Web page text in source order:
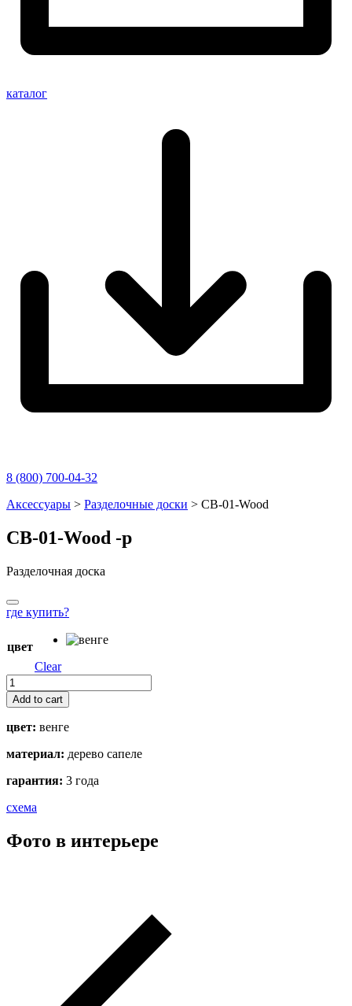
каталог
8 (800) 700-04-32
Перейти
содержимому
Аксессуары > Разделочные доски > CB-01-Wood
CB-01-Wood -p
Разделочная доска
где купить?
цвет
Clear
CB-
01-
Wood
quantity
Add to cart
цвет: венге
материал: дерево сапеле
гарантия: 3 года
схема
Фото в интерьере